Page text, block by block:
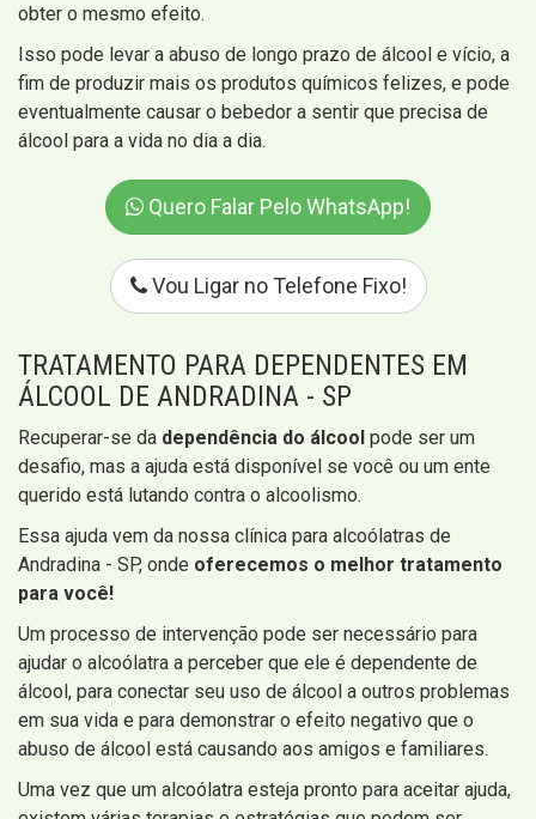
obter o mesmo efeito.
Isso pode levar a abuso de longo prazo de álcool e vício, a
fim de produzir mais os produtos químicos felizes, e pode
eventualmente causar o bebedor a sentir que precisa de
álcool para a vida no dia a dia.
Quero Falar Pelo WhatsApp!
Vou Ligar no Telefone Fixo!
TRATAMENTO PARA DEPENDENTES EM
ÁLCOOL DE ANDRADINA - SP
Recuperar-se da dependência do álcool pode ser um
desafio, mas a ajuda está disponível se você ou um ente
querido está lutando contra o alcoolismo.
Essa ajuda vem da nossa clínica para alcoólatras de
Andradina - SP, onde oferecemos o melhor tratamento
para você!
Um processo de intervenção pode ser necessário para
ajudar o alcoólatra a perceber que ele é dependente de
álcool, para conectar seu uso de álcool a outros problemas
em sua vida e para demonstrar o efeito negativo que o
abuso de álcool está causando aos amigos e familiares.
Uma vez que um alcoólatra esteja pronto para aceitar ajuda,